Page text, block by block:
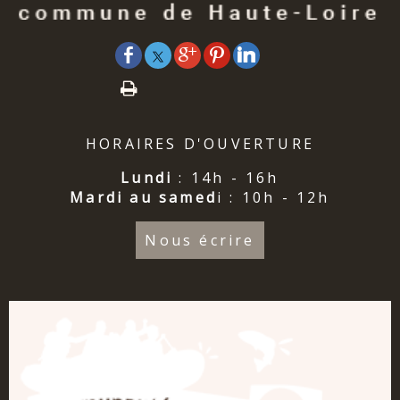
HORAIRES D'OUVERTURE
Lundi : 14h - 16h
Mardi au samedi : 10h - 12h
Nous écrire